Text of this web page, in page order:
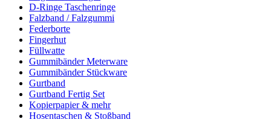
D-Ringe Taschenringe
Falzband / Falzgummi
Federborte
Fingerhut
Füllwatte
Gummibänder Meterware
Gummibänder Stückware
Gurtband
Gurtband Fertig Set
Kopierpapier & mehr
Hosentaschen & Stoßband